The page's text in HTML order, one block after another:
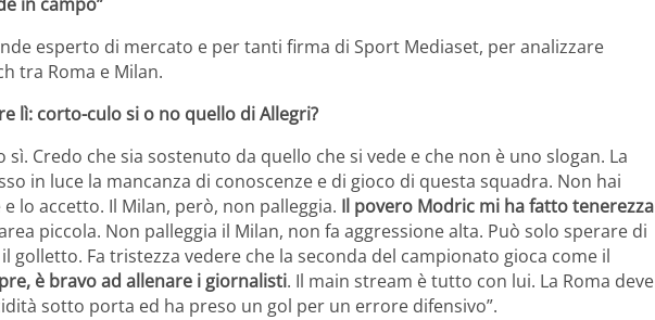
esperto di mercato e per tanti firma di Sport Mediaset, per analizzare
tra Roma e Milan.
lì: corto-culo si o no quello di Allegri?
sì. Credo che sia sostenuto da quello che si vede e che non è uno slogan. La
in luce la mancanza di conoscenze e di gioco di questa squadra. Non hai
lo accetto. Il Milan, però, non palleggia. Il povero Modric mi ha fatto tenerezza
piccola. Non palleggia il Milan, non fa aggressione alta. Può solo sperare di
golletto. Fa tristezza vedere che la seconda del campionato gioca come il
è bravo ad allenare i giornalisti. Il main stream è tutto con lui. La Roma deve
sotto porta ed ha preso un gol per un errore difensivo”.